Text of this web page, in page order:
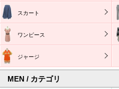
スカート
ワンピース
ジャージ
MEN / カテゴリ